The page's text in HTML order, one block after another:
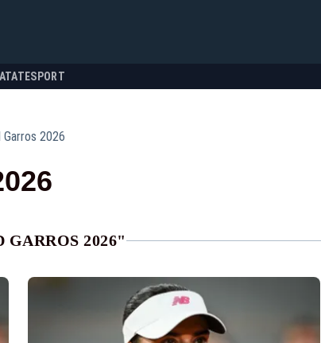
SPORT
Garros 2026
2026"